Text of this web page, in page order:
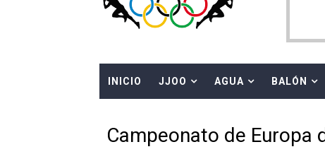
Campeonato de Europa de
AEW - Adam Page con
INICIO JJOO AGUA BALÓN
Campeonato de Europa